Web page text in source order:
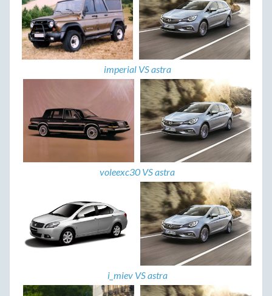
imperial VS astra
voleexc30 VS astra
i_miev VS astra